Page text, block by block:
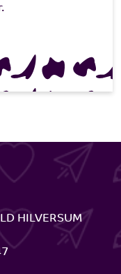
HILVERSUM